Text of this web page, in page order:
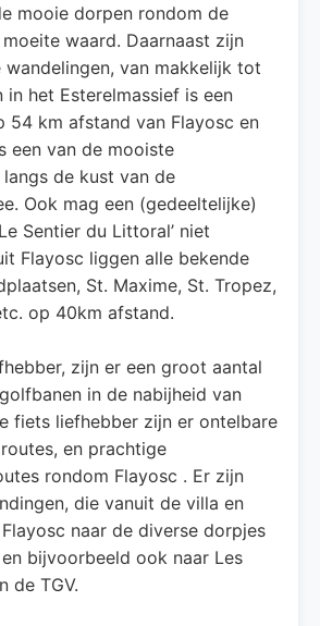
mooie dorpen rondom de
waard. Daarnaast zijn
van makkelijk tot
in het Esterelmassief is een
54 km afstand van Flayosc en
een van de mooiste
de kust van de
Ook mag een (gedeeltelijke)
Sentier du Littoral’ niet
Flayosc liggen alle bekende
St. Maxime, St. Tropez,
op 40km afstand.
zijn er een groot aantal
in de nabijheid van
fiets liefhebber zijn er ontelbare
en prachtige
rondom Flayosc . Er zijn
die vanuit de villa en
naar de diverse dorpjes
bijvoorbeeld ook naar Les
de TGV.